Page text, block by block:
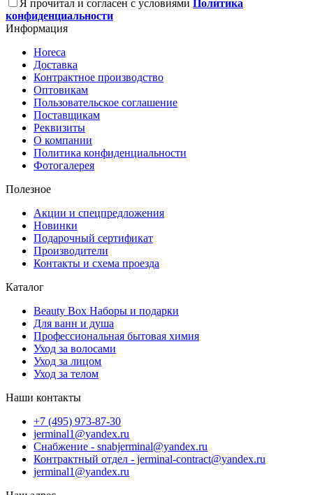
Я прочитал и согласен с условиями Политика
конфиденциальности
Информация
Horeca
Доставка
Контрактное производство
Оптовикам
Пользовательское соглашение
Поставщикам
Реквизиты
О компании
Политика конфиденциальности
Фотогалерея
Полезное
Акции и спецпредложения
Новинки
Подарочный сертификат
Производители
Контакты и схема проезда
Каталог
Beauty Box Наборы и подарки
Для ванн и душа
Профессиональная бытовая химия
Уход за волосами
Уход за лицом
Уход за телом
Наши контакты
+7 (495) 973-87-30
jerminal1@yandex.ru
Снабжение - snabjerminal@yandex.ru
Контрактный отдел - jerminal-contract@yandex.ru
jerminal1@yandex.ru